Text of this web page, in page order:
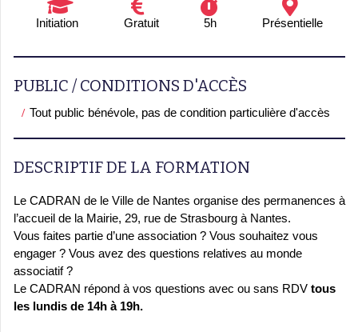
Initiation Gratuit 5h Présentielle
PUBLIC / CONDITIONS D'ACCÈS
Tout public bénévole, pas de condition particulière d'accès
DESCRIPTIF DE LA FORMATION
Le CADRAN de le Ville de Nantes organise des permanences à
l’accueil de la Mairie, 29, rue de Strasbourg à Nantes.
Vous faites partie d’une association ? Vous souhaitez vous
engager ? Vous avez des questions relatives au monde
associatif ?
Le CADRAN répond à vos questions avec ou sans RDV tous
les lundis de 14h à 19h.